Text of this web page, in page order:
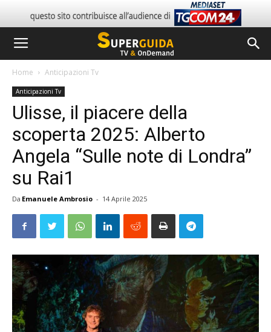
Home Anticipazioni Tv
Anticipazioni Tv
Ulisse, il piacere della
scoperta 2025: Alberto
Angela “Sulle note di Londra”
su Rai1
Da Emanuele Ambrosio - 14 Aprile 2025